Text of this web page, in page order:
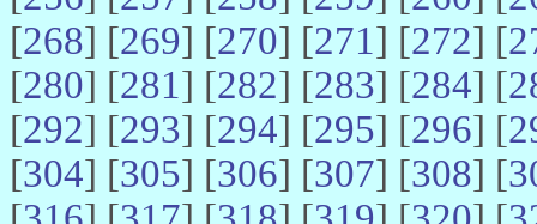
[268] [269] [270] [271] [272] [
[280] [281] [282] [283] [284] [
[292] [293] [294] [295] [296] [
[304] [305] [306] [307] [308] [